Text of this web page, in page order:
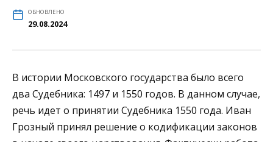
ОБНОВЛЕНО
29.08.2024
В истории Московского государства было всего
два Судебника: 1497 и 1550 годов. В данном случае,
речь идет о принятии Судебника 1550 года. Иван
Грозный принял решение о кодификации законов